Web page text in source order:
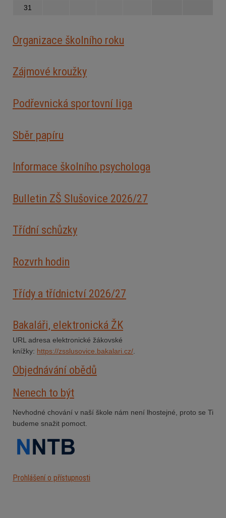
31
Organizace školního roku
Zájmové kroužky
Podřevnická sportovní liga
Sběr papíru
Informace školního psychologa
Bulletin ZŠ Slušovice 2026/27
Třídní schůzky
Rozvrh hodin
Třídy a třídnictví 2026/27
Bakaláři, elektronická ŽK
URL adresa elektronické žákovské
knížky: https://zsslusovice.bakalari.cz/
Objednávání obědů
Nenech to být
Nevhodné chování v naší škole nám není lhostejné, proto se Ti
budeme snažit pomoct.
Prohlášení o přístupnosti